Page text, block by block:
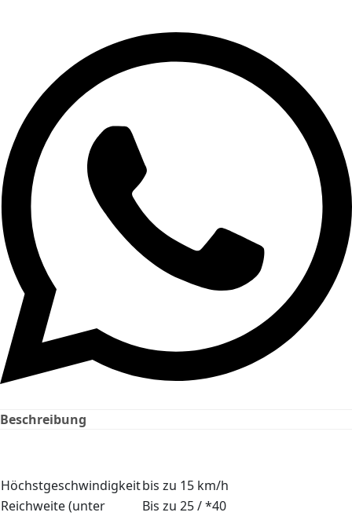
Beschreibung
Höchstgeschwindigkeitbis zu 15 km/h
Reichweite (unter
Bis zu 25 / *40